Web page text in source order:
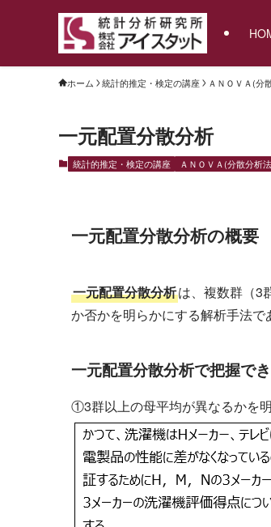
ホーム 統計的推定・検定の講座 ＡＮＯＶＡ(分
一元配置分散分析
統計的推定・検定の講座 ＡＮＯＶＡ(分散分析法
一元配置分散分析の概要
一元配置分散分析は、複数群（3
か否かを明らかにする解析手法で
一元配置分散分析で把握で
①3群以上の母平均が異なるかを明